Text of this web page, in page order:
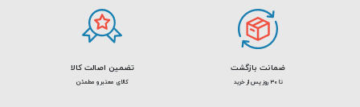
ضمانت بازگشت
تا 30 روز پس از خرید
تضمین اصالت کالا
کالای معتبر و مطمئن